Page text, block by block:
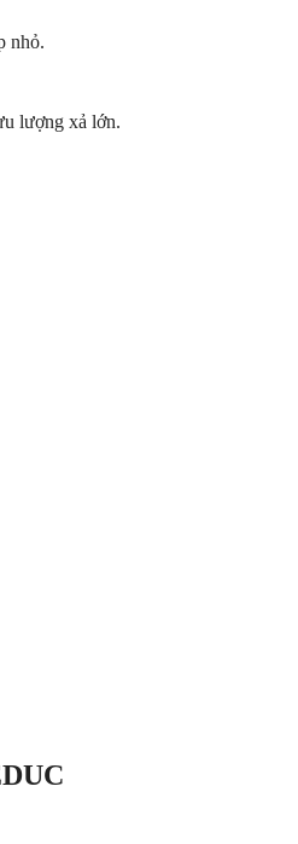
nhỏ.
lượng xả lớn.